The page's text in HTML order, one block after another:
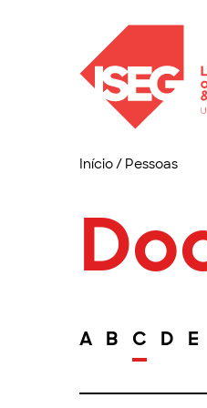
Início/ Pessoas
A B C D E